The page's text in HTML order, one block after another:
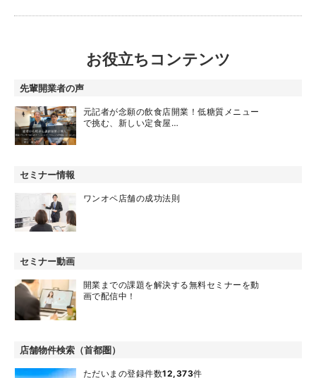
お役立ちコンテンツ
先輩開業者の声
元記者が念願の飲食店開業！低糖質メニュー
で挑む、新しい定食屋…
セミナー情報
ワンオペ店舗の成功法則
セミナー動画
開業までの課題を解決する無料セミナーを動
画で配信中！
店舗物件検索（首都圏）
ただいまの登録件数12,373件